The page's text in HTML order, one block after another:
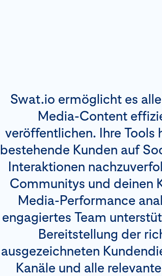
Swat.io ermöglicht es
Media-Content
veröffentlichen. Ihre
bestehende Kunden auf
Interaktionen
Communitys und deinen
Media-Performance
engagiertes Team
Bereitstellung der
ausgezeichneten
Kanäle und alle